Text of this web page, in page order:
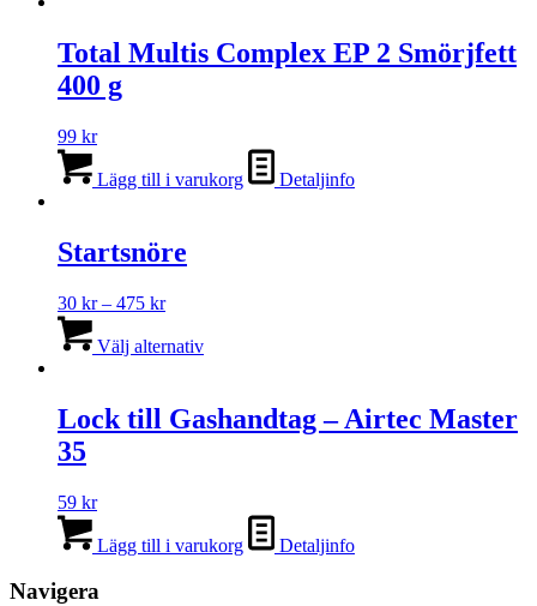
Total Multis Complex EP 2 Smörjfett
400 g
99 kr
Lägg till i varukorg Detaljinfo
Startsnöre
30 kr – 475 krPrisintervall:
till
Välj alternativhär
flera
varianter.
väljas
på
Lock till Gashandtag – Airtec Master
35
59 kr
Lägg till i varukorg Detaljinfo
Navigera